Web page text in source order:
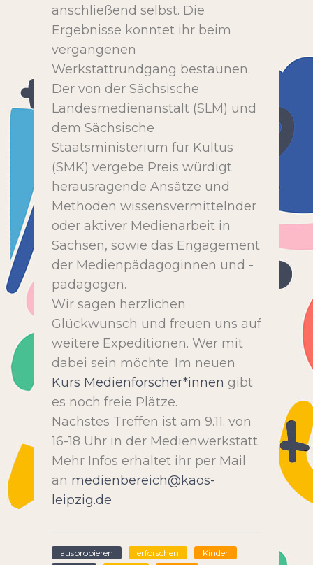
anschließend selbst. Die
Ergebnisse konntet ihr beim
vergangenen
Werkstattrundgang bestaunen.
Der von der Sächsische
Landesmedienanstalt (SLM) und
dem Sächsische
Staatsministerium für Kultus
(SMK) vergebe Preis würdigt
herausragende Ansätze und
Methoden wissensvermittelnder
oder aktiver Medienarbeit in
Sachsen, sowie das Engagement
der Medienpädagoginnen und -
pädagogen.
Wir sagen herzlichen
Glückwunsch und freuen uns auf
weitere Expeditionen. Wer mit
dabei sein möchte: Im neuen
Kurs Medienforscher*innen gibt
es noch freie Plätze.
Nächstes Treffen ist am 9.11. von
16-18 Uhr in der Medienwerkstatt.
Mehr Infos erhaltet ihr per Mail
an medienbereich@kaos-
leipzig.de
ausprobieren erforschen
Kinder